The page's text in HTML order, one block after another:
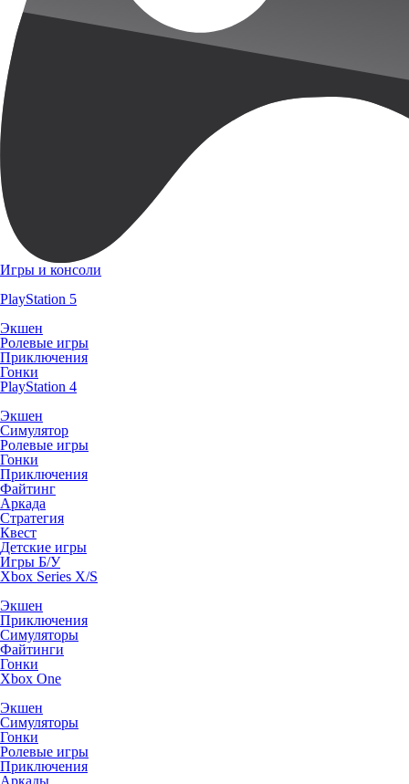
Игры и консоли
PlayStation 5
Экшен
Ролевые игры
Приключения
Гонки
PlayStation 4
Экшен
Симулятор
Ролевые игры
Гонки
Приключения
Файтинг
Аркада
Стратегия
Квест
Детские игры
Игры Б/У
Xbox Series X/S
Экшен
Приключения
Симуляторы
Файтинги
Гонки
Xbox One
Экшен
Симуляторы
Гонки
Ролевые игры
Приключения
Аркады